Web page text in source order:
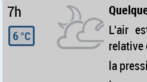
7h
6°C
L'air
relative
la